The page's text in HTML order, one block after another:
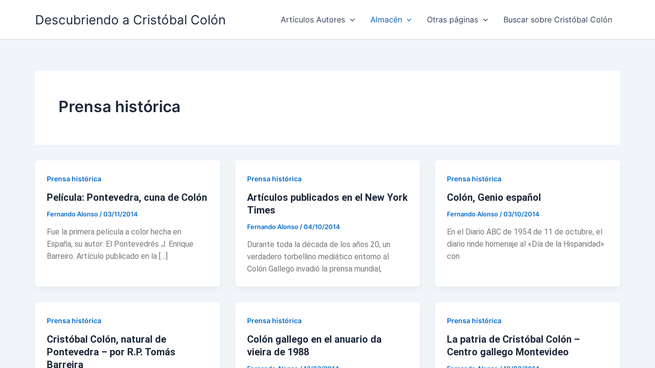
Descubriendo a Cristóbal Colón Artículos Autores Almacén Otras páginas Buscar sobre Cristóbal Colón
Prensa histórica
Prensa histórica
Película: Pontevedra, cuna de Colón
Fernando Alonso /03/11/2014
Fue la primera película a color hecha en
España, su autor: El Pontevedrés J. Enrique
Barreiro. Artículo publicado en la […]
Prensa histórica
Artículos publicados en el New York
Times
Fernando Alonso /04/10/2014
Durante toda la década de los años 20, un
verdadero torbellino mediático entorno al
Colón Gallego invadió la prensa mundial,
Prensa histórica
Colón, Genio español
Fernando Alonso /03/10/2014
En el Diario ABC de 1954 de 11 de octubre, el
diario rinde homenaje al «Día de la Hispanidad»
con
Prensa histórica
Cristóbal Colón, natural de
Pontevedra – por R.P. Tomás
Barreira
Prensa histórica
Colón gallego en el anuario da
vieira de 1988
Prensa histórica
La patria de Cristóbal Colón –
Centro gallego Montevideo